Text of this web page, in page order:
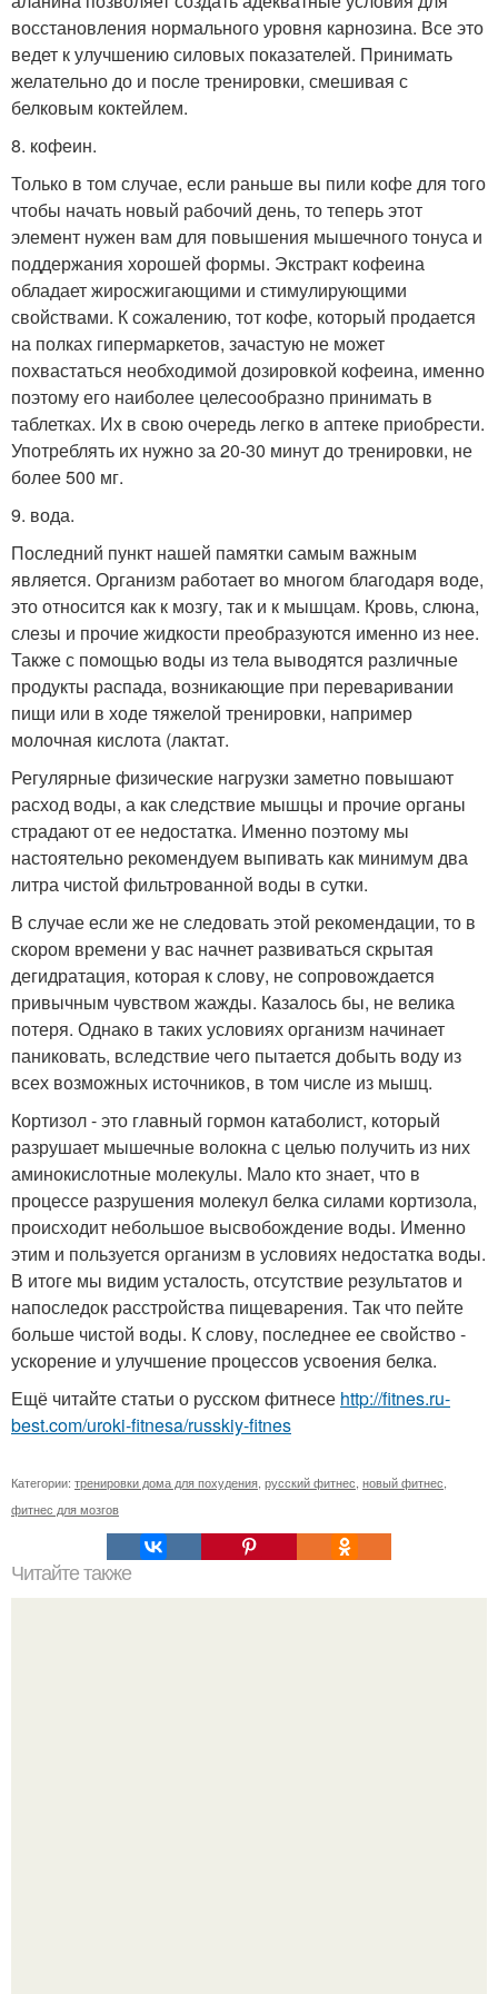
восстановления нормального уровня карнозина. Все это
ведет к улучшению силовых показателей. Принимать
желательно до и после тренировки, смешивая с
белковым коктейлем.
8. кофеин.
Только в том случае, если раньше вы пили кофе для того
чтобы начать новый рабочий день, то теперь этот
элемент нужен вам для повышения мышечного тонуса и
поддержания хорошей формы. Экстракт кофеина
обладает жиросжигающими и стимулирующими
свойствами. К сожалению, тот кофе, который продается
на полках гипермаркетов, зачастую не может
похвастаться необходимой дозировкой кофеина, именно
поэтому его наиболее целесообразно принимать в
таблетках. Их в свою очередь легко в аптеке приобрести.
Употреблять их нужно за 20-30 минут до тренировки, не
более 500 мг.
9. вода.
Последний пункт нашей памятки самым важным
является. Организм работает во многом благодаря воде,
это относится как к мозгу, так и к мышцам. Кровь, слюна,
слезы и прочие жидкости преобразуются именно из нее.
Также с помощью воды из тела выводятся различные
продукты распада, возникающие при переваривании
пищи или в ходе тяжелой тренировки, например
молочная кислота (лактат.
Регулярные физические нагрузки заметно повышают
расход воды, а как следствие мышцы и прочие органы
страдают от ее недостатка. Именно поэтому мы
настоятельно рекомендуем выпивать как минимум два
литра чистой фильтрованной воды в сутки.
В случае если же не следовать этой рекомендации, то в
скором времени у вас начнет развиваться скрытая
дегидратация, которая к слову, не сопровождается
привычным чувством жажды. Казалось бы, не велика
потеря. Однако в таких условиях организм начинает
паниковать, вследствие чего пытается добыть воду из
всех возможных источников, в том числе из мышц.
Кортизол - это главный гормон катаболист, который
разрушает мышечные волокна с целью получить из них
аминокислотные молекулы. Мало кто знает, что в
процессе разрушения молекул белка силами кортизола,
происходит небольшое высвобождение воды. Именно
этим и пользуется организм в условиях недостатка воды.
В итоге мы видим усталость, отсутствие результатов и
напоследок расстройства пищеварения. Так что пейте
больше чистой воды. К слову, последнее ее свойство -
ускорение и улучшение процессов усвоения белка.
Ещё читайте статьи о русском фитнесе http://fitnes.ru-
best.com/uroki-fitnesa/russkiy-fitnes
Категории: тренировки дома для похудения русский фитнес новый фитнес
фитнес для мозгов
Читайте также